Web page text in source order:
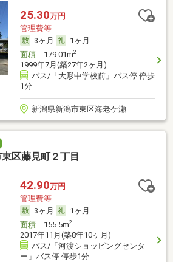
25.30万円
管理費等-
3ヶ月
1ヶ月
面積179.01m2
1999年7月(築27年2ヶ月)
バス/「大形中学校前」バス停 停歩
1分
新潟県新潟市東区海老ケ瀬
区藤見町２丁目
42.90万円
管理費等-
3ヶ月
1ヶ月
面積155.5m2
2017年11月(築8年10ヶ月)
バス/「河渡ショッピングセンタ
ー」バス停 停歩1分